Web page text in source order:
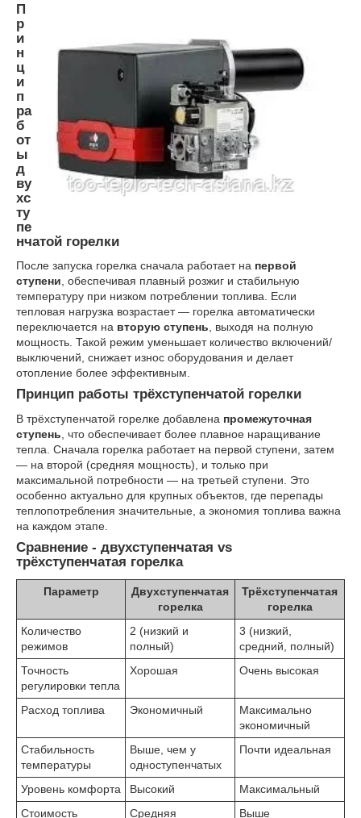
П
р
и
н
ц
и
п
ра
б
от
ы
д
ву
хс
ту
пе
нчатой горелки
После запуска горелка сначала работает на первой
ступени, обеспечивая плавный розжиг и стабильную
температуру при низком потреблении топлива. Если
тепловая нагрузка возрастает — горелка автоматически
переключается на вторую ступень, выходя на полную
мощность. Такой режим уменьшает количество включений/
выключений, снижает износ оборудования и делает
отопление более эффективным.
Принцип работы трёхступенчатой горелки
В трёхступенчатой горелке добавлена промежуточная
ступень , что обеспечивает более плавное наращивание
тепла. Сначала горелка работает на первой ступени, затем
— на второй (средняя мощность), и только при
максимальной потребности — на третьей ступени. Это
особенно актуально для крупных объектов, где перепады
теплопотребления значительные, а экономия топлива важна
на каждом этапе.
Сравнение - двухступенчатая vs
трёхступенчатая горелка
Параметр
Двухступенчатая
горелка
Трёхступенчатая
горелка
Количество
режимов
2 (низкий и
полный)
3 (низкий,
средний, полный)
Точность
регулировки тепла
Хорошая Очень высокая
Расход топлива Экономичный
Максимально
экономичный
Стабильность
температуры
Выше, чем у
одноступенчатых
Почти идеальная
Уровень комфорта Высокий
Максимальный
Стоимость
Средняя Выше